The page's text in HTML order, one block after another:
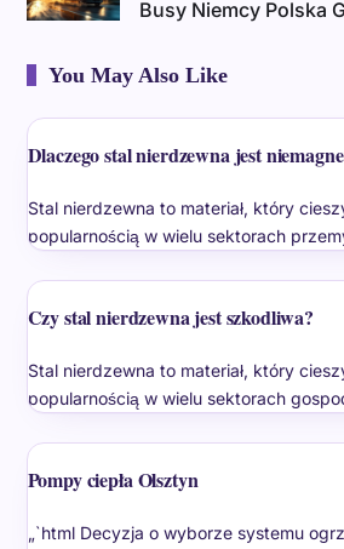
Busy Niemcy Polska
You May Also Like
Dlaczego stal nierdzewna jest
Stal nierdzewna to materiał, który
popularnością w wielu sektorach
Czy stal nierdzewna jest szkodliwa?
Stal nierdzewna to materiał, który
popularnością w wielu sektorach
Pompy ciepła Olsztyn
„`html Decyzja o wyborze systemu